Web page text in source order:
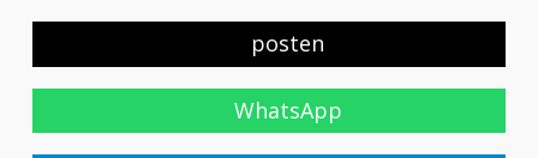
posten
WhatsApp